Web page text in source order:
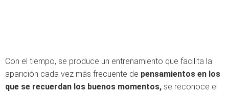
Con el tiempo, se produce un entrenamiento que facilita la
aparición cada vez más frecuente de pensamientos en los
que se recuerdan los buenos momentos, se reconoce el